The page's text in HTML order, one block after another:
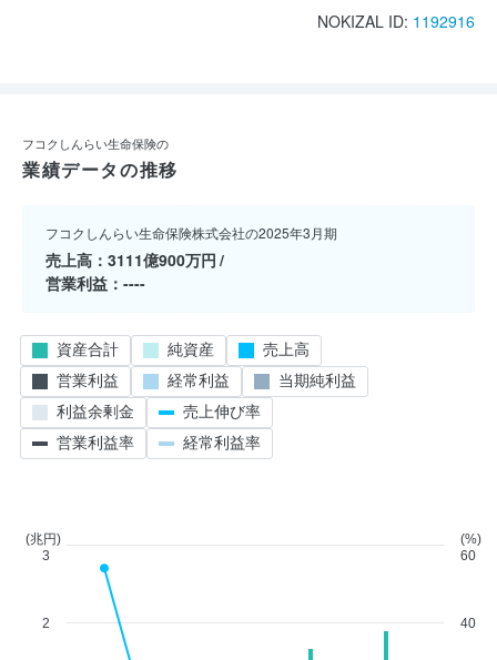
NOKIZAL ID: 1192916
フコクしんらい生命保険の
業績データの推移
フコクしんらい生命保険株式会社の2025年3月期
売上高
3111億900万円
営業利益
----
2
(兆円)
3
40
(%)
60
資産合計 純資産
売上高
営業利益
経常利益
当期純利益
利益余剰金
売上伸び率
営業利益率
経常利益率